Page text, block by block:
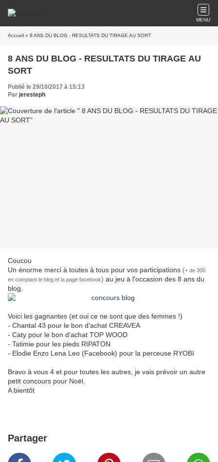
MENU
Accueil » 8 ANS DU BLOG - RESULTATS DU TIRAGE AU SORT
8 ANS DU BLOG - RESULTATS DU TIRAGE AU
SORT
Publié le 29/10/2017 à 15:13
Par jeresteph
Coucou
Un énorme merci à toutes à tous pour vos participations (+ de 300
en comptant le blog et la page facebook) au jeu à l'occasion des 8 ans du
blog.
Voici les gagnantes (et oui ce ne sont que des femmes !)
- Chantal 43 pour le bon d'achat CREAVEA
- Caty pour le bon d'achat TOP WOOD
- Tatimie pour les pieds RIPATON
- Elodie Enzo Lena Leo (Facebook) pour la perceuse RYOBI
Bravo à vous 4 et pour toutes les autres, je vais prévoir un autre
petit concours pour Noël.
A bientôt
Partager